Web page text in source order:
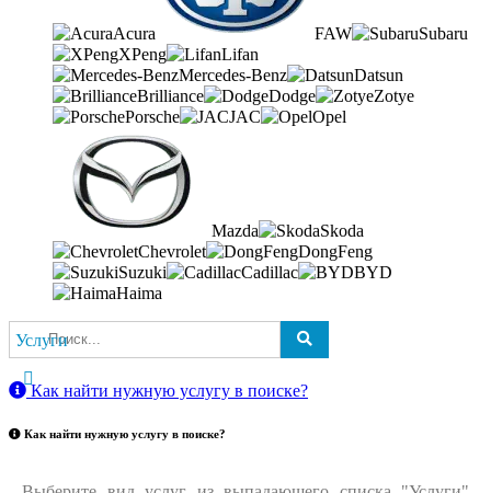
Acura FAW
Subaru
XPeng
Lifan
Mercedes-Benz
Datsun
Brilliance
Dodge
Zotye
Porsche
JAC Opel
Mazda
Skoda
Chevrolet
DongFeng
Suzuki
Cadillac
BYD
Haima
Услуги
Как найти нужную услугу в поиске?
Как найти нужную услугу в поиске?